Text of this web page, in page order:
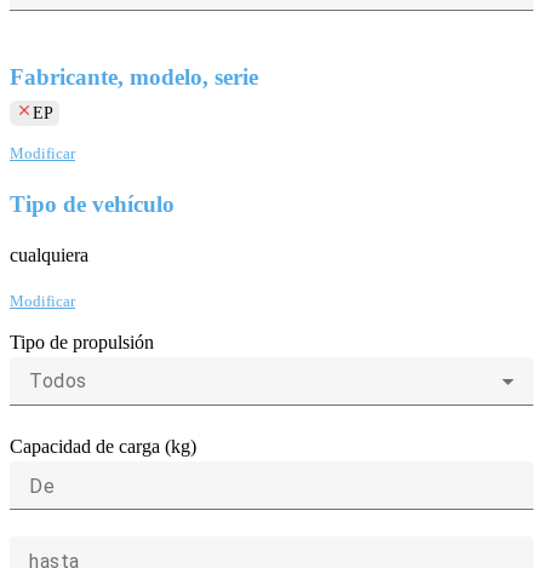
Fabricante, modelo, serie
clear EP
Modificar
Tipo de vehículo
cualquiera
Modificar
Tipo de propulsión
Todos
Capacidad de carga (kg)
De
hasta